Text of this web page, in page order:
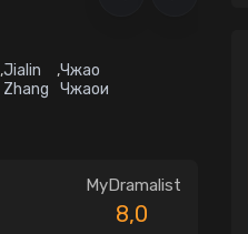
,Jialin
Zhang
,Чжао
Чжаои
MyDramalist
8,0